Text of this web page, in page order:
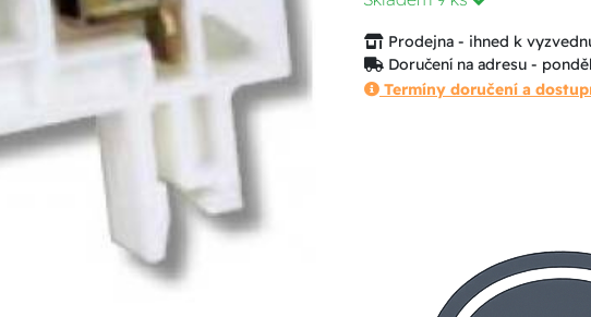
Prodejna - ihned k
Doručení na adresu -
Termíny doručení a